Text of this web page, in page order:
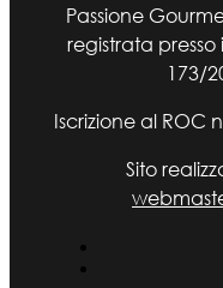
Passione
registrata
173/
Iscrizione al ROC
Sito